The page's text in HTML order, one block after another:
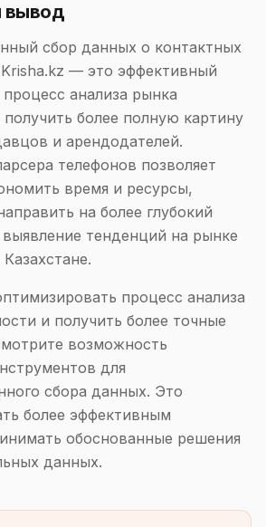
вывод
сбор данных о контактных
— это эффективный
анализа рынка
более полную картину
и арендодателей.
телефонов позволяет
время и ресурсы,
на более глубокий
тенденций на рынке
процесс анализа
и получить более точные
возможность
для
сбора данных. Это
более эффективным
обоснованные решения
данных.